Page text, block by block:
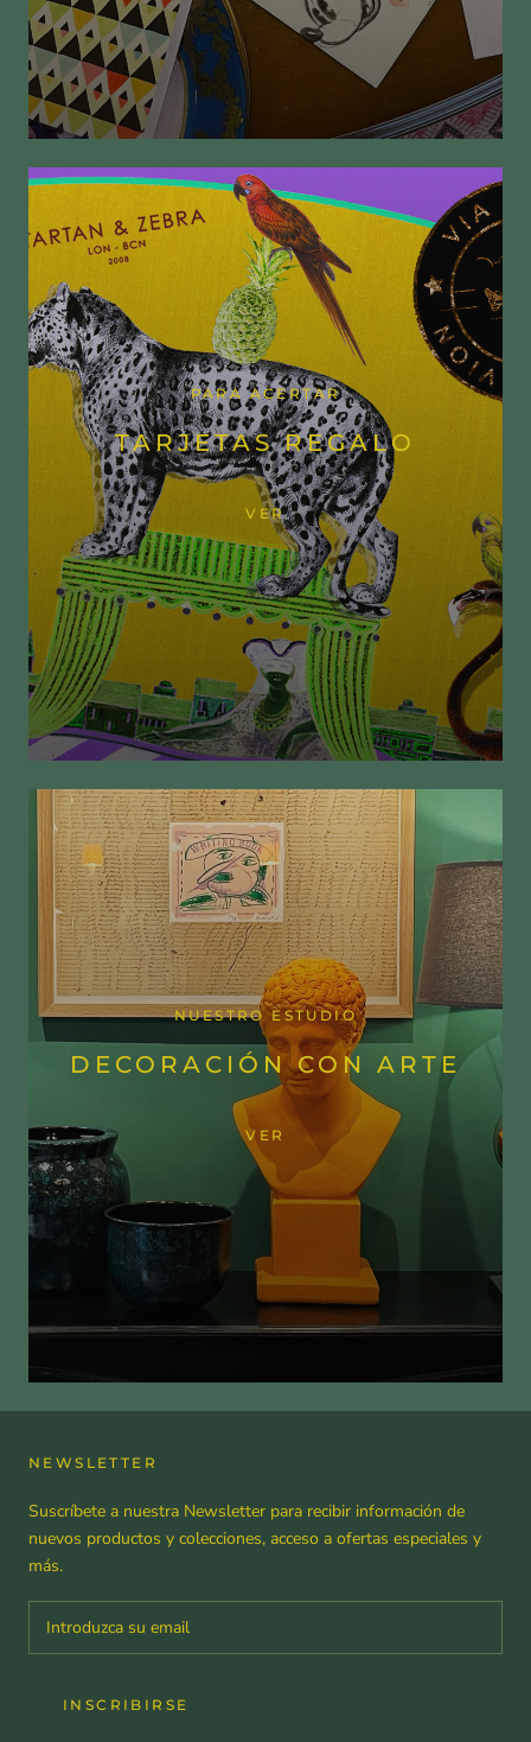
PARA ACERTAR
TARJETAS REGALO
VER
NUESTRO ESTUDIO
DECORACIÓN CON ARTE
VER
NEWSLETTER
Suscríbete a nuestra Newsletter para recibir información de
nuevos productos y colecciones, acceso a ofertas especiales y
más.
INSCRIBIRSE